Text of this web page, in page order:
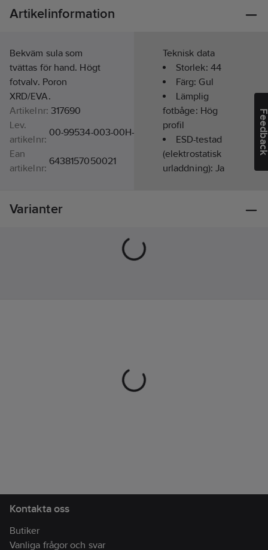
Artikelinformation
Bekväm sula som
tvättas för hand. Högt
fotvalv. Poron
XRD/EVA.
Artikelnr: 317690
Lev.
artikelnr:
00-99534-003-00H-44
Ean
artikelnr:
6438157050021
Teknisk data
Storlek: 44
Färg:Gul
Lämplig
fotbåge: Hög
profil
ESD-testad
(elektrostatisk
urladdning):Ja
Varianter
Kontakta oss
Butiker
Vanliga frågor och svar